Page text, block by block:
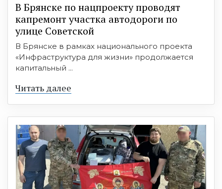
В Брянске по нацпроекту проводят
капремонт участка автодороги по
улице Советской
В Брянске в рамках национального проекта
«Инфраструктура для жизни» продолжается
капитальный ...
Читать далее